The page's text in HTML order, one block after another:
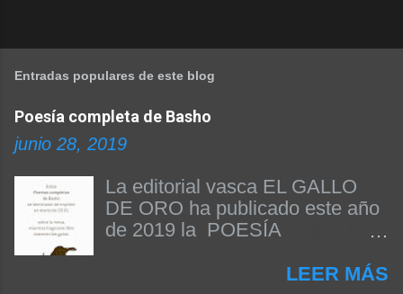
Entradas populares de este blog
Poesía completa de Basho
junio 28, 2019
La editorial vasca EL GALLO
DE ORO ha publicado este año
de 2019 la POESÍA
LEER MÁS